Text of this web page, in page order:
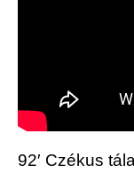
92′ Czékus